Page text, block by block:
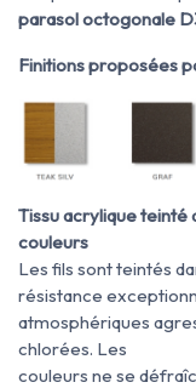
parasol octogonale
Finitions proposées
Tissu acrylique teinté
couleurs
Les fils sont teintés
résistance
atmosphériques
chlorées. Les
couleurs ne se